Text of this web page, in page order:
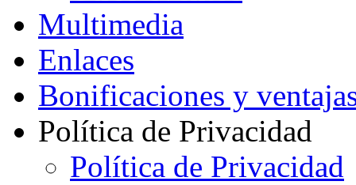
Multimedia
Enlaces
Bonificaciones y
Política de Privacidad
Política de Privacidad